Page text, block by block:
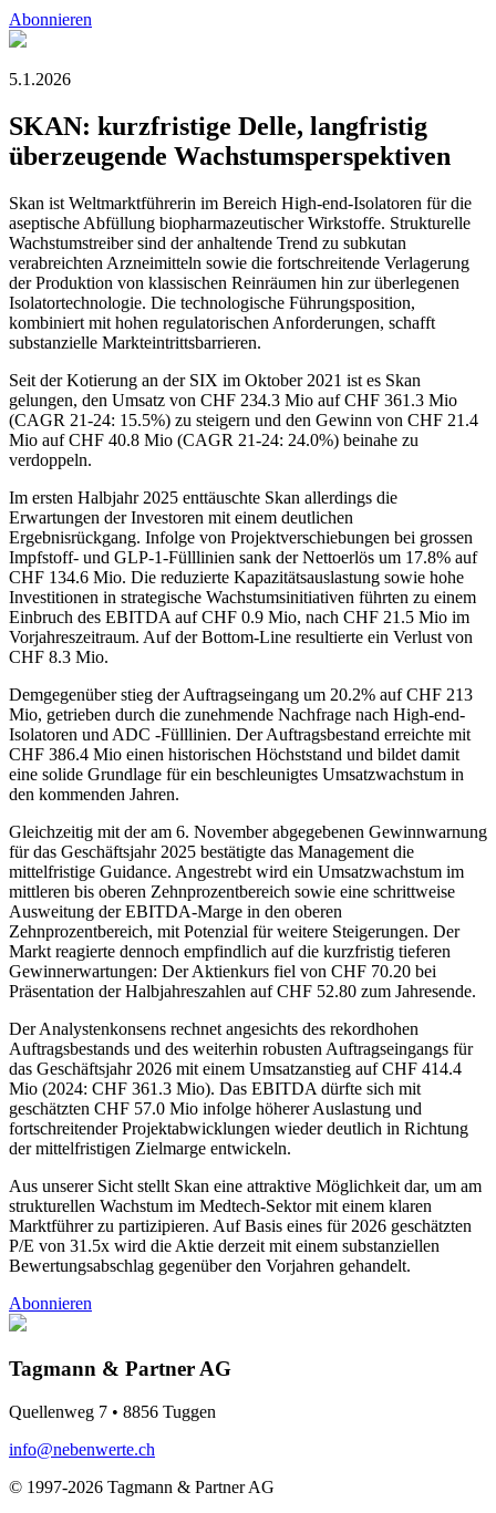
Abonnieren
5.1.2026
SKAN: kurzfristige Delle, langfristig
überzeugende Wachstumsperspektiven
Skan ist Weltmarktführerin im Bereich High-end-Isolatoren für die
aseptische Abfüllung biopharmazeutischer Wirkstoffe. Strukturelle
Wachstumstreiber sind der anhaltende Trend zu subkutan
verabreichten Arzneimitteln sowie die fortschreitende Verlagerung
der Produktion von klassischen Reinräumen hin zur überlegenen
Isolatortechnologie. Die technologische Führungsposition,
kombiniert mit hohen regulatorischen Anforderungen, schafft
substanzielle Markteintrittsbarrieren.
Seit der Kotierung an der SIX im Oktober 2021 ist es Skan
gelungen, den Umsatz von CHF 234.3 Mio auf CHF 361.3 Mio
(CAGR 21-24: 15.5%) zu steigern und den Gewinn von CHF 21.4
Mio auf CHF 40.8 Mio (CAGR 21-24: 24.0%) beinahe zu
verdoppeln.
Im ersten Halbjahr 2025 enttäuschte Skan allerdings die
Erwartungen der Investoren mit einem deutlichen
Ergebnisrückgang. Infolge von Projektverschiebungen bei grossen
Impfstoff- und GLP-1-Fülllinien sank der Nettoerlös um 17.8% auf
CHF 134.6 Mio. Die reduzierte Kapazitätsauslastung sowie hohe
Investitionen in strategische Wachstumsinitiativen führten zu einem
Einbruch des EBITDA auf CHF 0.9 Mio, nach CHF 21.5 Mio im
Vorjahreszeitraum. Auf der Bottom-Line resultierte ein Verlust von
CHF 8.3 Mio.
Demgegenüber stieg der Auftragseingang um 20.2% auf CHF 213
Mio, getrieben durch die zunehmende Nachfrage nach High-end-
Isolatoren und ADC -Fülllinien. Der Auftragsbestand erreichte mit
CHF 386.4 Mio einen historischen Höchststand und bildet damit
eine solide Grundlage für ein beschleunigtes Umsatzwachstum in
den kommenden Jahren.
Gleichzeitig mit der am 6. November abgegebenen Gewinnwarnung
für das Geschäftsjahr 2025 bestätigte das Management die
mittelfristige Guidance. Angestrebt wird ein Umsatzwachstum im
mittleren bis oberen Zehnprozentbereich sowie eine schrittweise
Ausweitung der EBITDA-Marge in den oberen
Zehnprozentbereich, mit Potenzial für weitere Steigerungen. Der
Markt reagierte dennoch empfindlich auf die kurzfristig tieferen
Gewinnerwartungen: Der Aktienkurs fiel von CHF 70.20 bei
Präsentation der Halbjahreszahlen auf CHF 52.80 zum Jahresende.
Der Analystenkonsens rechnet angesichts des rekordhohen
Auftragsbestands und des weiterhin robusten Auftragseingangs für
das Geschäftsjahr 2026 mit einem Umsatzanstieg auf CHF 414.4
Mio (2024: CHF 361.3 Mio). Das EBITDA dürfte sich mit
geschätzten CHF 57.0 Mio infolge höherer Auslastung und
fortschreitender Projektabwicklungen wieder deutlich in Richtung
der mittelfristigen Zielmarge entwickeln.
Aus unserer Sicht stellt Skan eine attraktive Möglichkeit dar, um am
strukturellen Wachstum im Medtech-Sektor mit einem klaren
Marktführer zu partizipieren. Auf Basis eines für 2026 geschätzten
P/E von 31.5x wird die Aktie derzeit mit einem substanziellen
Bewertungsabschlag gegenüber den Vorjahren gehandelt.
Abonnieren
Tagmann & Partner AG
Quellenweg 7 • 8856 Tuggen
info@nebenwerte.ch
© 1997-2026 Tagmann & Partner AG